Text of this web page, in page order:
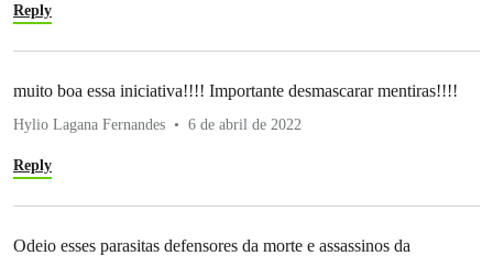
Reply
muito boa essa iniciativa!!!! Importante desmascarar mentiras!!!!
Hylio Lagana Fernandes 6 de abril de 2022
Reply
Odeio esses parasitas defensores da morte e assassinos da